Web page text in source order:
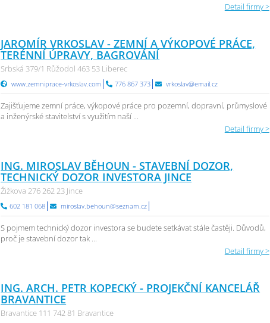
Detail firmy >
JAROMÍR VRKOSLAV - ZEMNÍ A VÝKOPOVÉ PRÁCE,
TERÉNNÍ ÚPRAVY, BAGROVÁNÍ
Srbská 379/1 Růžodol 463 53 Liberec
www.zemniprace-vrkoslav.com 776 867 373 vrkoslav@email.cz
Zajišťujeme zemní práce, výkopové práce pro pozemní, dopravní, průmyslové
a inženýrské stavitelství s využitím naší ...
Detail firmy >
ING. MIROSLAV BĚHOUN - STAVEBNÍ DOZOR,
TECHNICKÝ DOZOR INVESTORA JINCE
Žižkova 276 262 23 Jince
602 181 068 miroslav.behoun@seznam.cz
S pojmem technický dozor investora se budete setkávat stále častěji. Důvodů,
proč je stavební dozor tak ...
Detail firmy >
ING. ARCH. PETR KOPECKÝ - PROJEKČNÍ KANCELÁŘ
BRAVANTICE
Bravantice 111 742 81 Bravantice